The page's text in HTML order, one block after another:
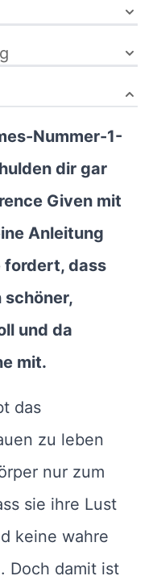
Nummer-1-
dir gar
Given mit
Anleitung
fordert, dass
schöner,
und da
mit.
das
zu leben
nur zum
sie ihre Lust
keine wahre
Doch damit ist